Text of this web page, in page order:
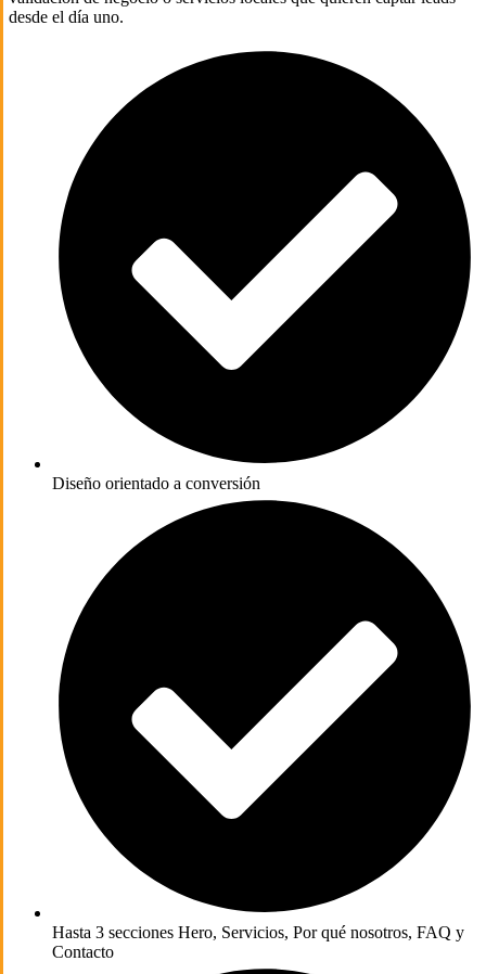
desde el día uno.
Diseño orientado a conversión
Hasta 3 secciones Hero, Servicios, Por qué nosotros, FAQ y
Contacto